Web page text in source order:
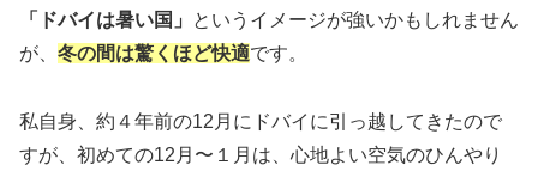
「ドバイは暑い国」
というイメージが強いかもしれません
が、 冬の間は驚くほど快適です。
私自身、約４年前の12月にドバイに引っ越してきたので
すが、初めての12月〜１月は、心地よい空気のひんやり